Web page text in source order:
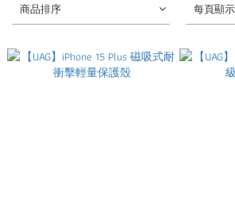
商品排序 每頁顯